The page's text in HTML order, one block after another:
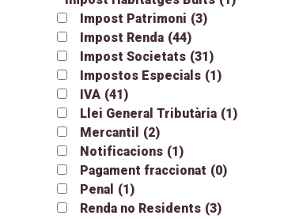
Impost Patrimoni (3)
Impost Renda (44)
Impost Societats (31)
Impostos Especials (1)
IVA (41)
Llei General Tributària (1)
Mercantil
(2)
Notificacions (1)
Pagament fraccionat (0)
Penal (1)
Renda no Residents (3)